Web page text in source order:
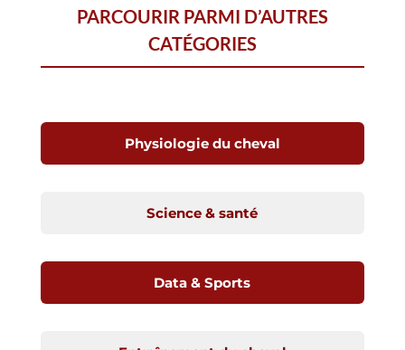
PARCOURIR PARMI D’AUTRES
CATÉGORIES
Physiologie du cheval
Science & santé
Data & Sports